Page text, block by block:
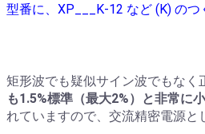
型番に、XP___K-12 など (K) の
矩形波でも疑似サイン波でもなく
も1.5%標準（最大2%）と非常に
れていますので、交流精密電源と